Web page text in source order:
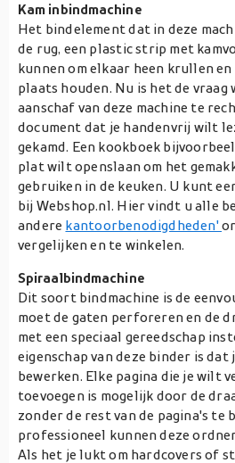
Kam inbindmachine
Het bindelement dat in deze
de rug, een plastic strip met
kunnen om elkaar heen krullen en
plaats houden. Nu is het de vraag
aanschaf van deze machine te
document dat je handenvrij wilt
gekamd. Een kookboek
plat wilt openslaan om het
gebruiken in de keuken. U kunt
bij Webshop.nl. Hier vindt u alle
andere kantoorbenodigdheden'
vergelijken en te winkelen.
Spiraalbindmachine
Dit soort bindmachine is de
moet de gaten perforeren en de
met een speciaal gereedschap
eigenschap van deze binder is
bewerken. Elke pagina die je wilt
toevoegen is mogelijk door de
zonder de rest van de pagina's te
professioneel kunnen deze
Als het je lukt om hardcovers of